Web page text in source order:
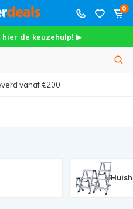
0
de keuzehulp! ▶
vanaf €200